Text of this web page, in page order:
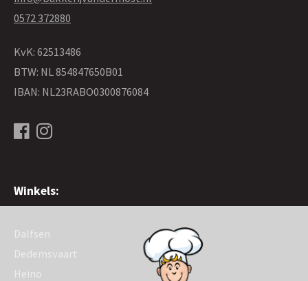
0572 372880
KvK: 62513486
BTW: NL 854847650B01
IBAN: NL23RABO0300876084
Winkels:
Dalfsen
Dedemsvaart
Heino